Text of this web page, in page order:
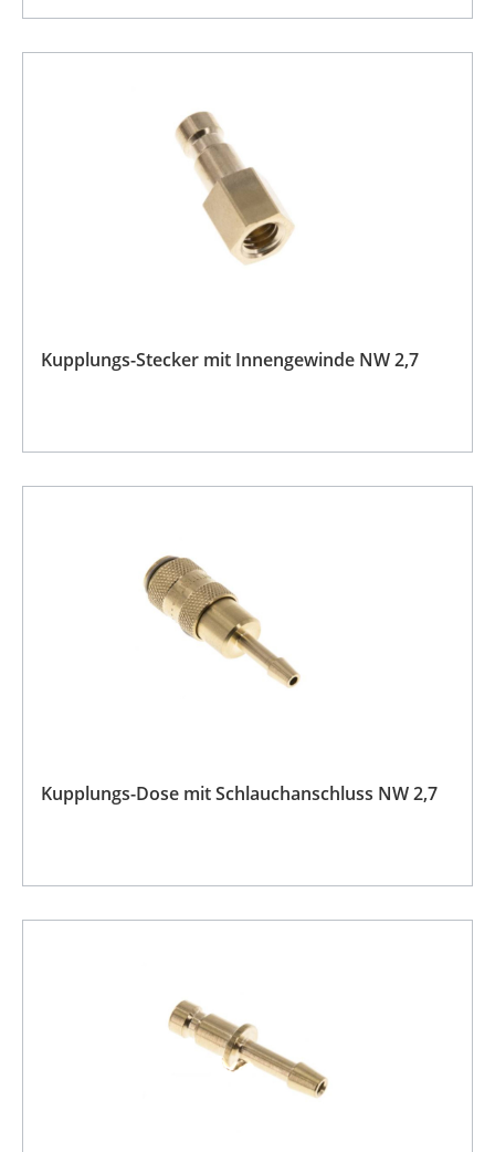
Kupplungs-Stecker mit Innengewinde NW 2,7
Kupplungs-Dose mit Schlauchanschluss NW 2,7